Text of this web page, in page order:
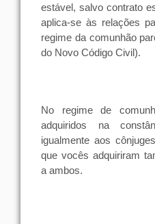
estável , salvo contrato
aplica-se às relações
regime da comunhão
do Novo Código Civil).
No regime de
adquiridos na
igualmente aos
que vocês adquiriram
a ambos.